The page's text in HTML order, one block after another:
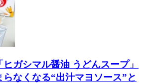
ヒガシマル醤油 うどんスープ」
なくなる“出汁マヨソース”と